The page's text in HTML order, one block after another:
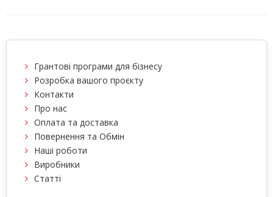
Грантові програми для бізнесу
Розробка вашого проєкту
Контакти
Про нас
Оплата та доставка
Повернення та Обмін
Наші роботи
Виробники
Статті